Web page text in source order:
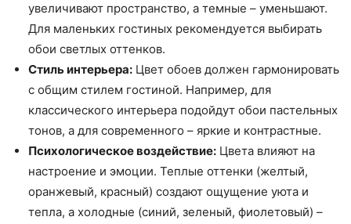
увеличивают пространство, а темные – уменьшают.
Для маленьких гостиных рекомендуется выбирать
обои светлых оттенков.
Стиль интерьера: Цвет обоев должен гармонировать
с общим стилем гостиной. Например, для
классического интерьера подойдут обои пастельных
тонов, а для современного – яркие и контрастные.
Психологическое воздействие: Цвета влияют на
настроение и эмоции. Теплые оттенки (желтый,
оранжевый, красный) создают ощущение уюта и
тепла, а холодные (синий, зеленый, фиолетовый) –